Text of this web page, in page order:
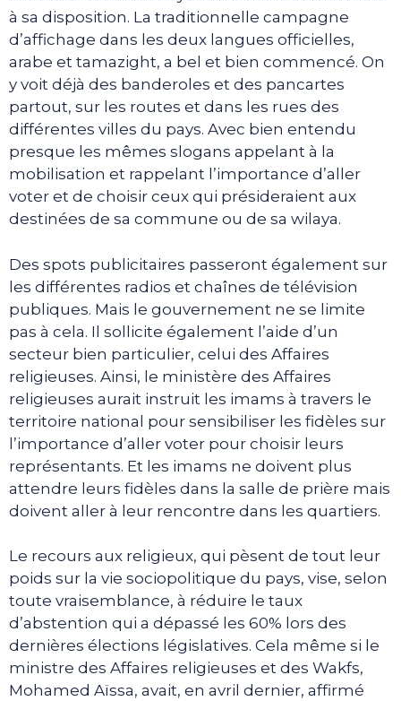
à sa disposition. La traditionnelle campagne
d’affichage dans les deux langues officielles,
arabe et tamazight, a bel et bien commencé. On
y voit déjà des banderoles et des pancartes
partout, sur les routes et dans les rues des
différentes villes du pays. Avec bien entendu
presque les mêmes slogans appelant à la
mobilisation et rappelant l’importance d’aller
voter et de choisir ceux qui présideraient aux
destinées de sa commune ou de sa wilaya.
Des spots publicitaires passeront également sur
les différentes radios et chaînes de télévision
publiques. Mais le gouvernement ne se limite
pas à cela. Il sollicite également l’aide d’un
secteur bien particulier, celui des Affaires
religieuses. Ainsi, le ministère des Affaires
religieuses aurait instruit les imams à travers le
territoire national pour sensibiliser les fidèles sur
l’importance d’aller voter pour choisir leurs
représentants. Et les imams ne doivent plus
attendre leurs fidèles dans la salle de prière mais
doivent aller à leur rencontre dans les quartiers.
Le recours aux religieux, qui pèsent de tout leur
poids sur la vie sociopolitique du pays, vise, selon
toute vraisemblance, à réduire le taux
d’abstention qui a dépassé les 60% lors des
dernières élections législatives. Cela même si le
ministre des Affaires religieuses et des Wakfs,
Mohamed Aïssa, avait, en avril dernier, affirmé